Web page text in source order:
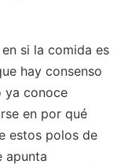
si la comida es
hay consenso
ya conoce
en por qué
estos polos de
apunta